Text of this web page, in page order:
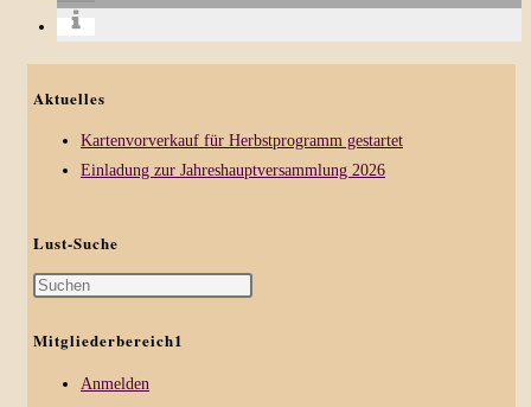
Aktuelles
Kartenvorverkauf für Herbstprogramm gestartet
Einladung zur Jahreshauptversammlung 2026
Lust-Suche
Mitgliederbereich1
Anmelden